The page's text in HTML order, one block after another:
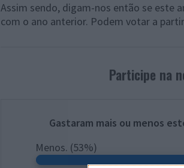
Assim sendo, digam-nos então se este
com o ano anterior. Podem votar a
Participe na
Gastaram mais ou menos
Menos. (53%)